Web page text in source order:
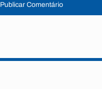
Publicar Comentário